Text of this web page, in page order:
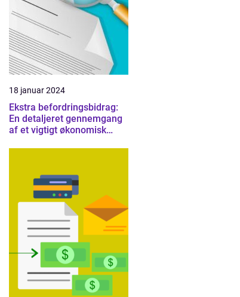
18 januar 2024
Ekstra befordringsbidrag:
En detaljeret gennemgang
af et vigtigt økonomisk